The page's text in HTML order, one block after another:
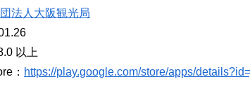
法人大阪観光局
以上
： https://play.google.com/store/apps/